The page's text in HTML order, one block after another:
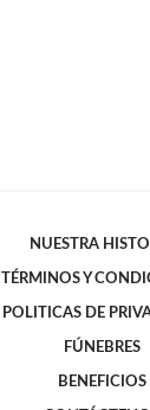
NUESTRA
TÉRMINOS Y
POLITICAS DE
FÚNEBRES
BENEFICIOS